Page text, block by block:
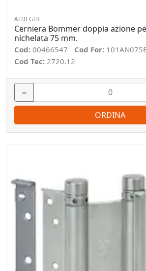
ALDEGHI
Cerniera Bommer doppia azione
nichelata 75 mm.
Cod: 00466547 Cod For:
Cod Tec: 2720.12
−
ORDINA